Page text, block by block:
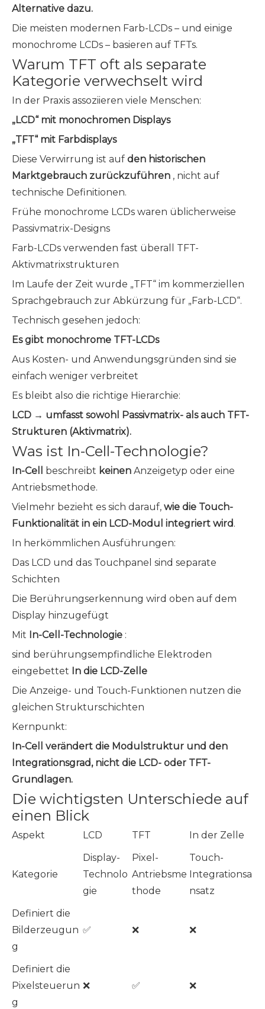
Alternative dazu.
Die meisten modernen Farb-LCDs – und einige
monochrome LCDs – basieren auf TFTs.
Warum TFT oft als separate
Kategorie verwechselt wird
In der Praxis assoziieren viele Menschen:
„LCD“ mit monochromen Displays
„TFT“ mit Farbdisplays
Diese Verwirrung ist auf den historischen
Marktgebrauch zurückzuführen , nicht auf
technische Definitionen.
Frühe monochrome LCDs waren üblicherweise
Passivmatrix-Designs
Farb-LCDs verwenden fast überall TFT-
Aktivmatrixstrukturen
Im Laufe der Zeit wurde „TFT“ im kommerziellen
Sprachgebrauch zur Abkürzung für „Farb-LCD“.
Technisch gesehen jedoch:
Es gibt monochrome TFT-LCDs
Aus Kosten- und Anwendungsgründen sind sie
einfach weniger verbreitet
Es bleibt also die richtige Hierarchie:
LCD → umfasst sowohl Passivmatrix- als auch TFT-
Strukturen (Aktivmatrix).
Was ist In-Cell-Technologie?
In-Cell beschreibt keinen Anzeigetyp oder eine
Antriebsmethode.
Vielmehr bezieht es sich darauf, wie die Touch-
Funktionalität in ein LCD-Modul integriert wird.
In herkömmlichen Ausführungen:
Das LCD und das Touchpanel sind separate
Schichten
Die Berührungserkennung wird oben auf dem
Display hinzugefügt
Mit In-Cell-Technologie :
sind berührungsempfindliche Elektroden
eingebettet In die LCD-Zelle
Die Anzeige- und Touch-Funktionen nutzen die
gleichen Strukturschichten
Kernpunkt:
In-Cell verändert die Modulstruktur und den
Integrationsgrad, nicht die LCD- oder TFT-
Grundlagen.
Die wichtigsten Unterschiede auf
einen Blick
Aspekt LCD TFT In der Zelle
Kategorie
Display-
Technolo
gie
Pixel-
Antriebsme
thode
Touch-
Integrationsa
nsatz
Definiert die
Bilderzeugun
g
✅ ❌ ❌
Definiert die
Pixelsteuerun
g
❌ ✅ ❌